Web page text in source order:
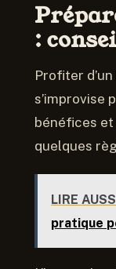
:
Profiter
s’improvise
bénéfices
quelques
LIRE
pratique